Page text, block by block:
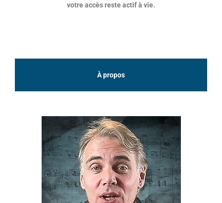
votre accès reste actif à vie.
À propos